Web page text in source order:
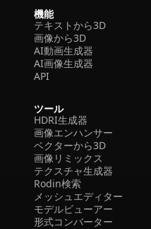
機能
テキストから3D
画像から3D
AI動画生成器
AI画像生成器
API
ツール
HDRI生成器
画像エンハンサー
ベクターから3D
画像リミックス
テクスチャ生成器
Rodin検索
メッシュエディター
モデルビューアー
形式コンバーター